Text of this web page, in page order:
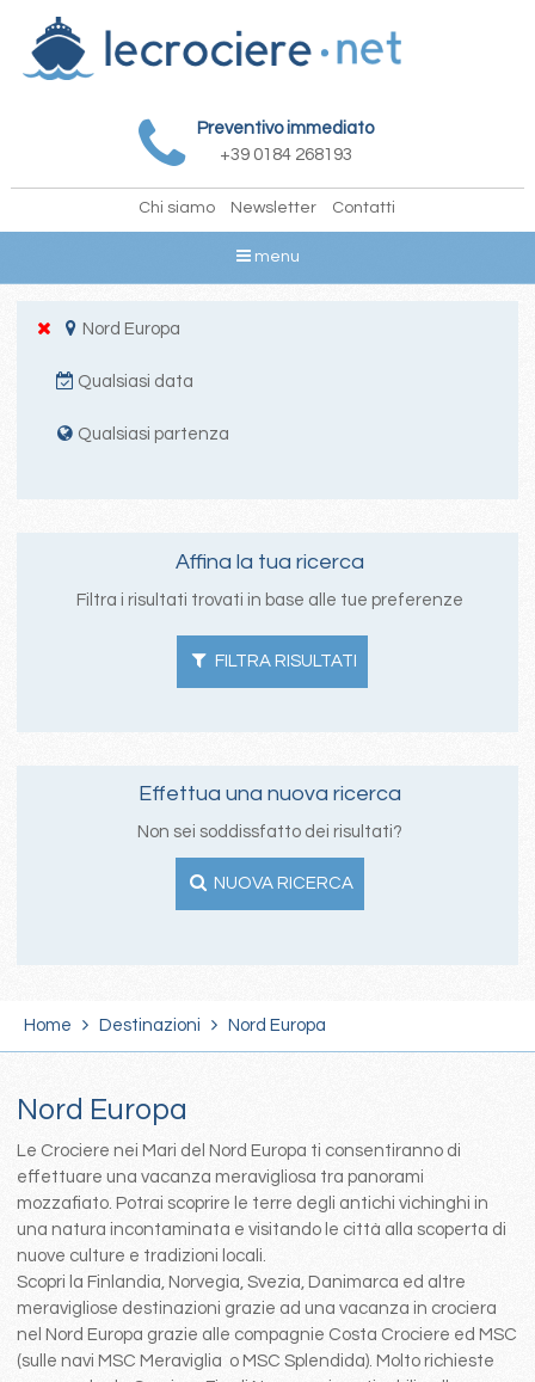
Preventivo immediato
+39 0184 268193
Chi siamo Newsletter Contatti
menu
Nord Europa
Qualsiasi data
Qualsiasi partenza
Affina la tua ricerca
Filtra i risultati trovati in base alle tue preferenze
FILTRA RISULTATI
Effettua una nuova ricerca
Non sei soddissfatto dei risultati?
NUOVA RICERCA
Home Destinazioni Nord Europa
Nord Europa
Le Crociere nei Mari del Nord Europa ti consentiranno di
effettuare una vacanza meravigliosa tra panorami
mozzafiato. Potrai scoprire le terre degli antichi vichinghi in
una natura incontaminata e visitando le città alla scoperta di
nuove culture e tradizioni locali.
Scopri la Finlandia, Norvegia, Svezia, Danimarca ed altre
meravigliose destinazioni grazie ad una vacanza in crociera
nel Nord Europa grazie alle compagnie Costa Crociere ed MSC
(sulle navi MSC Meraviglia o MSC Splendida). Molto richieste